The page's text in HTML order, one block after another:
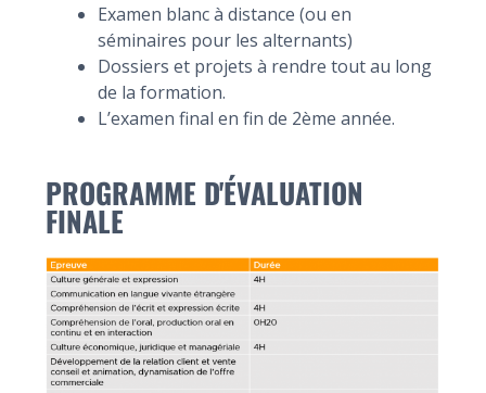
Examen blanc à distance (ou en
séminaires pour les alternants)
Dossiers et projets à rendre tout au long
de la formation.
L’examen final en fin de 2ème année.
PROGRAMME D'ÉVALUATION
FINALE